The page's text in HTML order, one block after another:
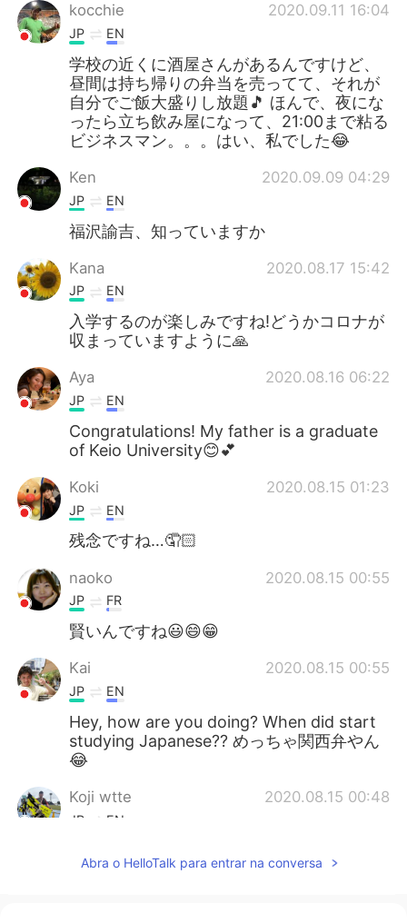
ไทย
Italiano Türkçe
Tiếng Việt
kocchie
2020.09.11 16:04
JP EN
学校の近くに酒屋さんがあるんですけど、
昼間は持ち帰りの弁当を売ってて、それが
自分でご飯大盛りし放題🎵 ほんで、夜にな
ったら立ち飲み屋になって、21:00まで粘る
ビジネスマン。。。はい、私でした😂
Ken 2020.09.09 04:29
JP EN
福沢諭吉、知っていますか
Kana 2020.08.17 15:42
JP EN
入学するのが楽しみですね!どうかコロナが
収まっていますように🙏
Aya 2020.08.16 06:22
JP EN
Congratulations! My father is a graduate
of Keio University😊💕
Koki 2020.08.15 01:23
JP EN
残念ですね…🤦🏻
naoko 2020.08.15 00:55
JP FR
賢いんですね😃😄😁
Kai 2020.08.15 00:55
JP EN
Hey, how are you doing? When did start
studying Japanese?? めっちゃ関西弁やん
😂
Koji wtte 2020.08.15 00:48
JP EN
that. but you got one more year before it.
Abra o HelloTalk para entrar na conversa